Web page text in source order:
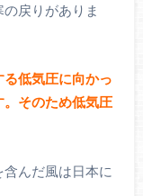
戻りがありま
低気圧に向かっ
そのため低気圧
んだ風は日本に